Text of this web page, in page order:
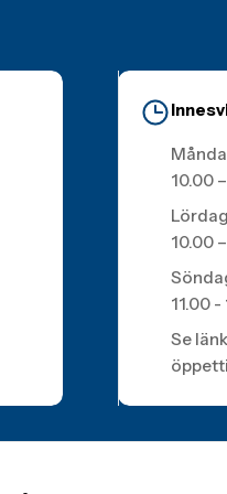
10.00
10.00
11.00 -
Se